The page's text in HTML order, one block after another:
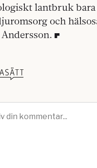
lantbruk
och